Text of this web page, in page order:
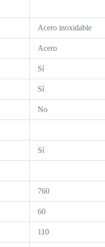
Acero inoxidable
Acero
Sí
Sí
No
Sí
760
60
110